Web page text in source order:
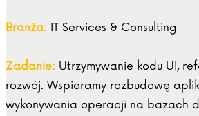
Branża: IT Services & Consulting
Zadanie: Utrzymywanie kodu UI,
rozwój. Wspieramy rozbudowę
wykonywania operacji na bazach